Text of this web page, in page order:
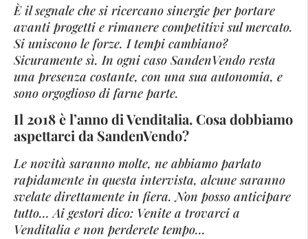
È il segnale che si ricercano sinergie per portare
avanti progetti e rimanere competitivi sul mercato.
Si uniscono le forze. I tempi cambiano?
Sicuramente sì. In ogni caso SandenVendo resta
una presenza costante, con una sua autonomia, e
sono orgoglioso di farne parte.
Il 2018 è l’anno di Venditalia. Cosa dobbiamo
aspettarci da SandenVendo?
Le novità saranno molte, ne abbiamo parlato
rapidamente in questa intervista, alcune saranno
svelate direttamente in fiera. Non posso anticipare
tutto… Ai gestori dico: Venite a trovarci a
Venditalia e non perderete tempo…